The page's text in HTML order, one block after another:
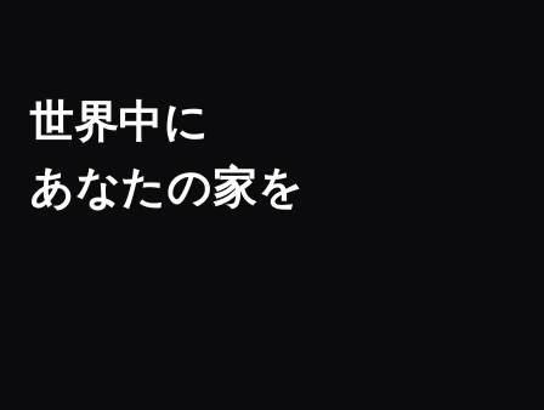
世界中に
あなたの家を